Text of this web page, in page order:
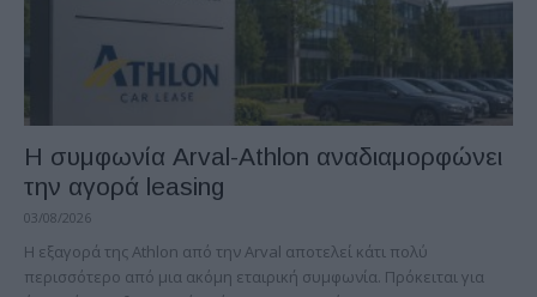
Η συμφωνία Arval-Athlon αναδιαμορφώνει
την αγορά leasing
03/08/2026
Η εξαγορά της Athlon από την Arval αποτελεί κάτι πολύ
περισσότερο από μια ακόμη εταιρική συμφωνία. Πρόκειται για